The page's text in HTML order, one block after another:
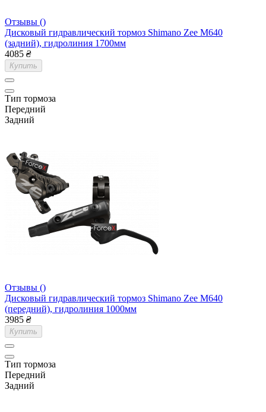
Отзывы ()
Дисковый гидравлический тормоз Shimano Zee M640
(задний), гидролиния 1700мм
4085 ₴
Купить
Тип тормоза
Передний
Задний
Отзывы ()
Дисковый гидравлический тормоз Shimano Zee M640
(передний), гидролиния 1000мм
3985 ₴
Купить
Тип тормоза
Передний
Задний